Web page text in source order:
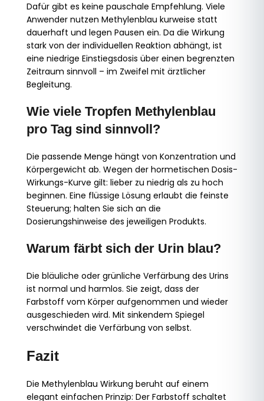
Dafür gibt es keine pauschale Empfehlung. Viele
Anwender nutzen Methylenblau kurweise statt
dauerhaft und legen Pausen ein. Da die Wirkung
stark von der individuellen Reaktion abhängt, ist
eine niedrige Einstiegsdosis über einen begrenzten
Zeitraum sinnvoll – im Zweifel mit ärztlicher
Begleitung.
Wie viele Tropfen Methylenblau
pro Tag sind sinnvoll?
Die passende Menge hängt von Konzentration und
Körpergewicht ab. Wegen der hormetischen Dosis-
Wirkungs-Kurve gilt: lieber zu niedrig als zu hoch
beginnen. Eine flüssige Lösung erlaubt die feinste
Steuerung; halten Sie sich an die
Dosierungshinweise des jeweiligen Produkts.
Warum färbt sich der Urin blau?
Die bläuliche oder grünliche Verfärbung des Urins
ist normal und harmlos. Sie zeigt, dass der
Farbstoff vom Körper aufgenommen und wieder
ausgeschieden wird. Mit sinkendem Spiegel
verschwindet die Verfärbung von selbst.
Fazit
Die Methylenblau Wirkung beruht auf einem
elegant einfachen Prinzip: Der Farbstoff schaltet